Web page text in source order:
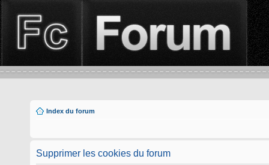
Index du forum
Supprimer les cookies du forum